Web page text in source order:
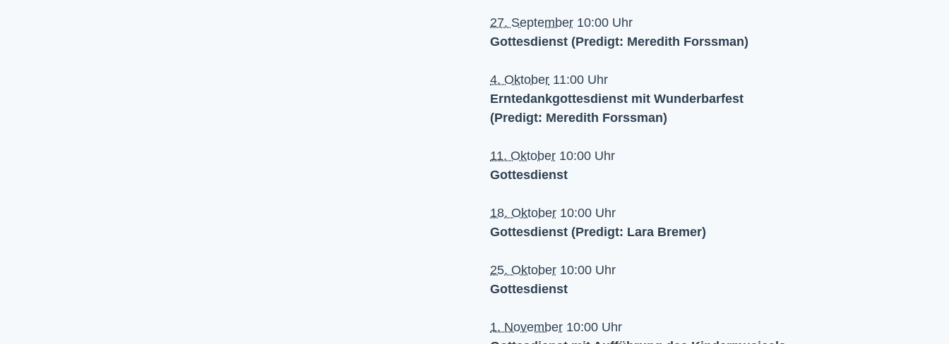
27. September 10:00 Uhr
Gottesdienst (Predigt: Meredith Forssman)
4. Oktober 11:00 Uhr
Erntedankgottesdienst mit Wunderbarfest
(Predigt: Meredith Forssman)
11. Oktober 10:00 Uhr
Gottesdienst
18. Oktober 10:00 Uhr
Gottesdienst (Predigt: Lara Bremer)
25. Oktober 10:00 Uhr
Gottesdienst
1. November 10:00 Uhr